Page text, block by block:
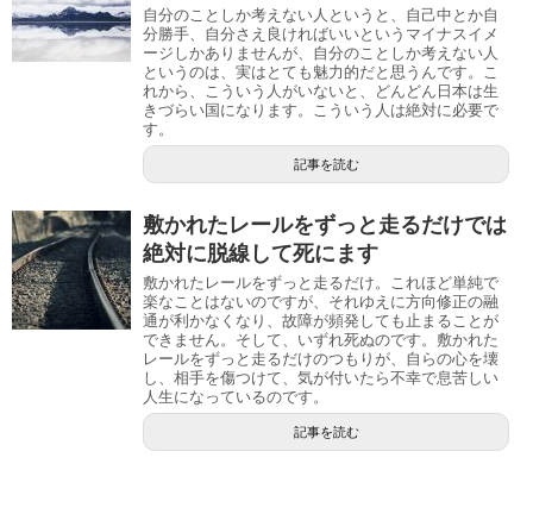
自分のことしか考えない人というと、自己中とか自
分勝手、自分さえ良ければいいというマイナスイメ
ージしかありませんが、自分のことしか考えない人
というのは、実はとても魅力的だと思うんです。こ
れから、こういう人がいないと、どんどん日本は生
きづらい国になります。こういう人は絶対に必要で
す。
記事を読む
敷かれたレールをずっと走るだけでは
絶対に脱線して死にます
敷かれたレールをずっと走るだけ。これほど単純で
楽なことはないのですが、それゆえに方向修正の融
通が利かなくなり、故障が頻発しても止まることが
できません。そして、いずれ死ぬのです。敷かれた
レールをずっと走るだけのつもりが、自らの心を壊
し、相手を傷つけて、気が付いたら不幸で息苦しい
人生になっているのです。
記事を読む